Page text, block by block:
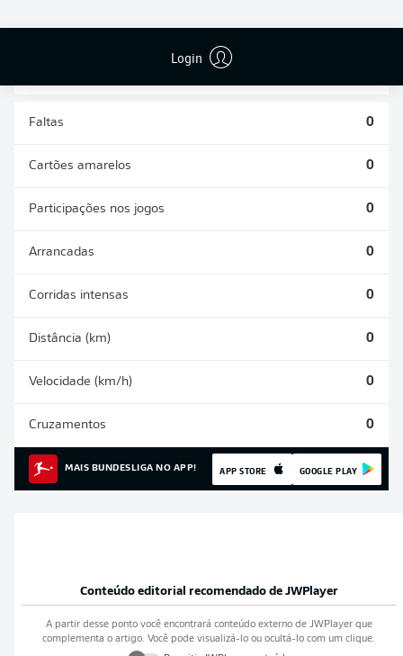
Login
Faltas 0
Cartões amarelos 0
Participações nos jogos 0
Arrancadas 0
Corridas intensas 0
Distância (km) 0
Velocidade (km/h) 0
Cruzamentos 0
MAIS BUNDESLIGA NO APP! APP STORE GOOGLE PLAY
Conteúdo editorial recomendado de JWPlayer
A partir desse ponto você encontrará conteúdo externo de JWPlayerque
complementa o artigo. Você pode visualizá-lo ou ocultá-lo com um clique.